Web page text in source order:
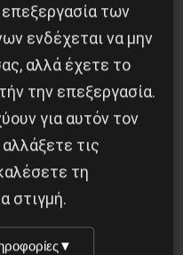
του ΝΑΤΟ και η
των
ενδέχεται να μην
αλλά έχετε το
την επεξεργασία.
για αυτόν τον
τις
τη
στιγμή.
▼